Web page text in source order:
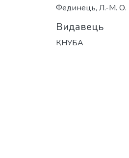
Фединець, Л.-М. О.
Видавець
КНУБА